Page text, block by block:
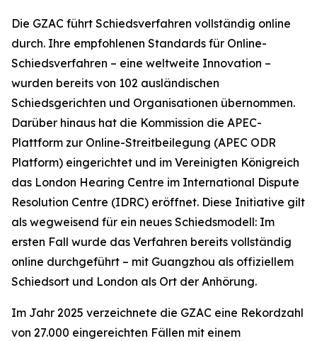
Die GZAC führt Schiedsverfahren vollständig online
durch. Ihre empfohlenen Standards für Online-
Schiedsverfahren – eine weltweite Innovation –
wurden bereits von 102 ausländischen
Schiedsgerichten und Organisationen übernommen.
Darüber hinaus hat die Kommission die APEC-
Plattform zur Online-Streitbeilegung (APEC ODR
Platform) eingerichtet und im Vereinigten Königreich
das London Hearing Centre im International Dispute
Resolution Centre (IDRC) eröffnet. Diese Initiative gilt
als wegweisend für ein neues Schiedsmodell: Im
ersten Fall wurde das Verfahren bereits vollständig
online durchgeführt – mit Guangzhou als offiziellem
Schiedsort und London als Ort der Anhörung.
Im Jahr 2025 verzeichnete die GZAC eine Rekordzahl
von 27.000 eingereichten Fällen mit einem